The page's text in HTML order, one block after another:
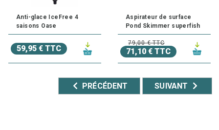
Anti-glace IceFree 4
saisons Oase
59,95 € TTC
Aspirateur de surface
Pond Skimmer superfish
79,00 € TTC
71,10 € TTC
PRÉCÉDENT SUIVANT